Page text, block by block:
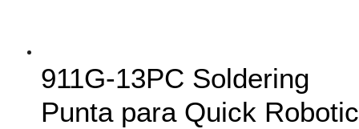
911G-13PC Soldering
Punta para Quick Robotic